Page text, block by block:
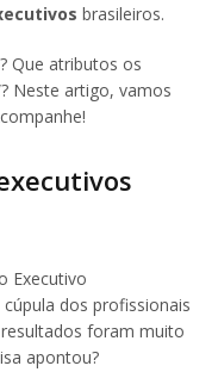
brasileiros.
Que atributos os
Neste artigo, vamos
Executivo
dos profissionais
foram muito
apontou?